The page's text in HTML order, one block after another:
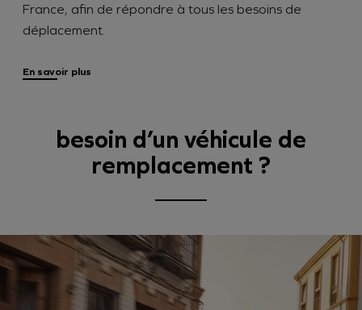
France, afin de répondre à tous les besoins de
déplacement.
En savoir plus
besoin d’un véhicule de
remplacement ?